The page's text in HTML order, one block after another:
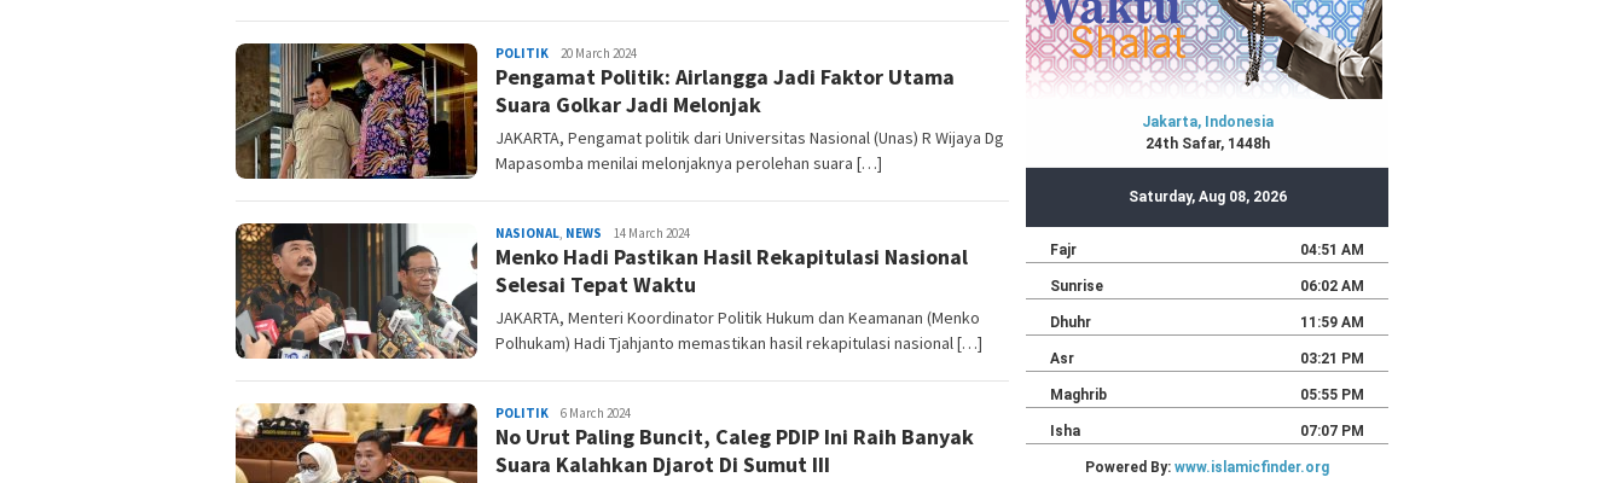
POLITIKMarhon
20 March 2024
Pengamat Politik: Airlangga Jadi Faktor Utama
Suara Golkar Jadi Melonjak
JAKARTA, Pengamat politik dari Universitas Nasional (Unas) R Wijaya Dg
Mapasomba menilai melonjaknya perolehan suara […]
NASIONAL, NEWS Marhon
14 March 2024
Menko Hadi Pastikan Hasil Rekapitulasi Nasional
Selesai Tepat Waktu
JAKARTA, Menteri Koordinator Politik Hukum dan Keamanan (Menko
Polhukam) Hadi Tjahjanto memastikan hasil rekapitulasi nasional […]
POLITIKMarhon
6 March 2024
No Urut Paling Buncit, Caleg PDIP Ini Raih Banyak
Suara Kalahkan Djarot Di Sumut III